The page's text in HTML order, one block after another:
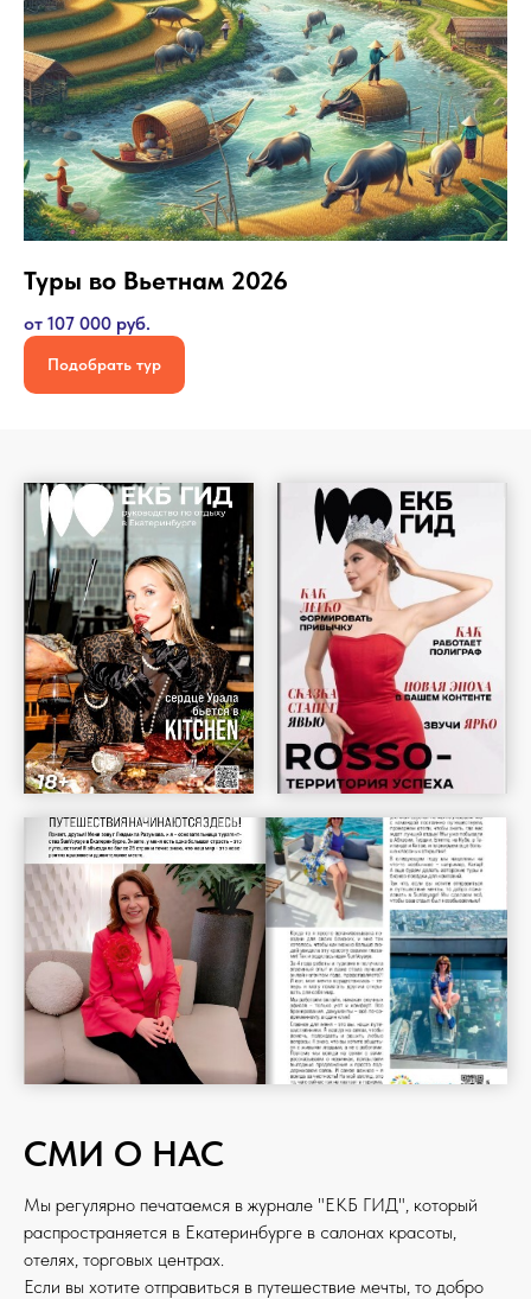
Туры во Вьетнам 2026
от 107 000 руб.
Подобрать тур
СМИ О НАС
Мы регулярно печатаемся в журнале "ЕКБ ГИД", который
распространяется в Екатеринбурге в салонах красоты,
отелях, торговых центрах.
Если вы хотите отправиться в путешествие мечты, то добро